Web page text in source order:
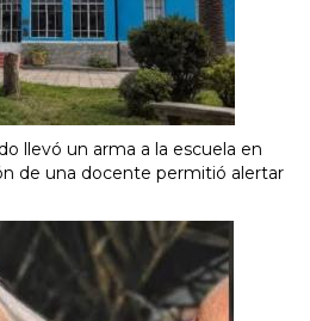
llevó un arma a la escuela en
de una docente permitió alertar